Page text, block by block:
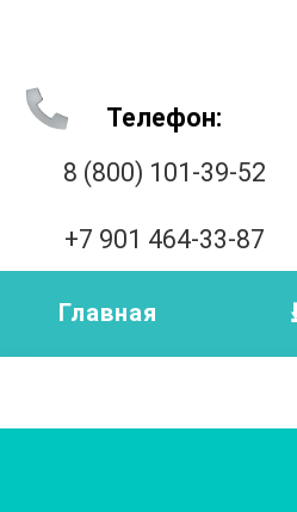
Телефон:
8 (800) 101-39-52
+7 901 464-33-87
Главная